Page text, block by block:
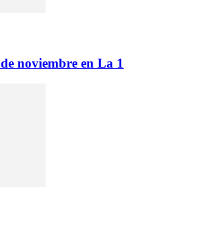
noviembre en La 1